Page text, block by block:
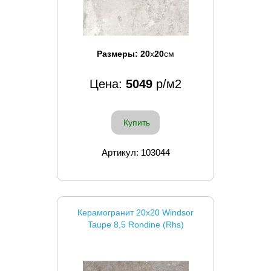
Размеры: 20x20см
Цена: 5049 р/м2
Купить
Артикул: 103044
Керамогранит 20x20 Windsor
Taupe 8,5 Rondine (Rhs)